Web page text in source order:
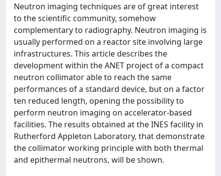
Neutron imaging techniques are of great interest
to the scientific community, somehow
complementary to radiography. Neutron imaging is
usually performed on a reactor site involving large
infrastructures. This article describes the
development within the ANET project of a compact
neutron collimator able to reach the same
performances of a standard device, but on a factor
ten reduced length, opening the possibility to
perform neutron imaging on accelerator-based
facilities. The results obtained at the INES facility in
Rutherford Appleton Laboratory, that demonstrate
the collimator working principle with both thermal
and epithermal neutrons, will be shown.